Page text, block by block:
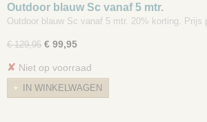
Outdoor blauw Sc vanaf 5 mtr.
Outdoor blauw Sc vanaf 5 mtr. 20% korting. Prijs
€ 129,95 € 99,95
✘ Niet op voorraad
IN WINKELWAGEN